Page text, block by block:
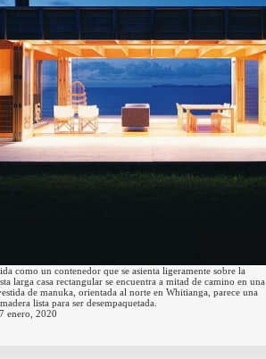
como un contenedor que se asienta ligeramente sobre la
larga casa rectangular se encuentra a mitad de camino en una
de manuka, orientada al norte en Whitianga, parece una
lista para ser desempaquetada.
enero, 2020